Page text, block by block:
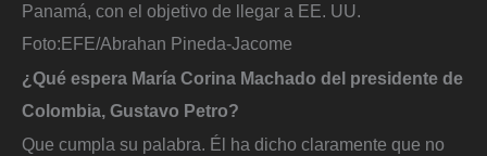
Panamá, con el objetivo de llegar a EE. UU.
Foto:EFE/Abrahan Pineda-Jacome
¿Qué espera María Corina Machado del presidente de
Colombia, Gustavo Petro?
Que cumpla su palabra. Él ha dicho claramente que no